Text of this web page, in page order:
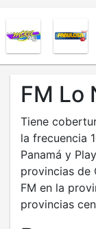
FM Lo
Tiene
la frecuencia
Panamá y
provincias de
FM en la
provincias